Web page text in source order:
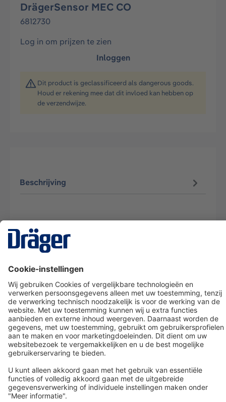
DrägerSensor MEC CO
6812730
Log in om prijzen te zien
Inloggen
Dit product is geclassificeerd als dangerous goods.
Houd er rekening mee dat dit invloed kan hebben op
de verzendwijze.
Beschrijving
Dräger klantenservice
Over Dräger
Bestellen in onze webshop
Community